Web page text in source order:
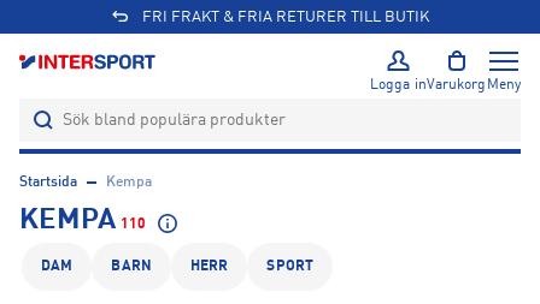
Logga inVarukorg Meny
Startsida Kempa
KEMPA 110
DAM BARN HERR SPORT